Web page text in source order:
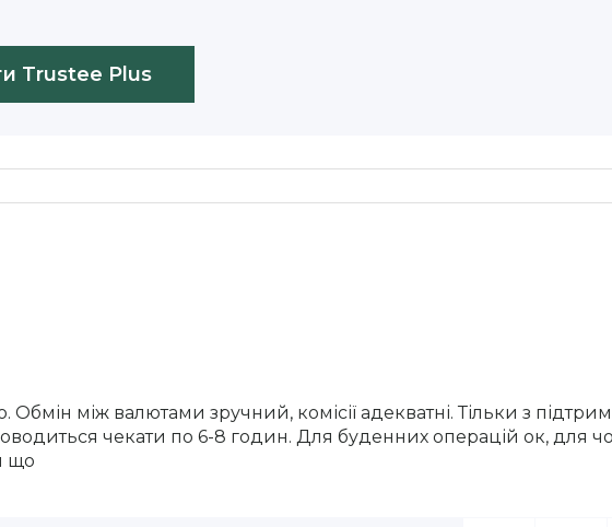
Trustee Plus
Обмін між валютами зручний, комісії адекватні. Тільки з
чекати по 6-8 годин. Для буденних операцій ок, для
що